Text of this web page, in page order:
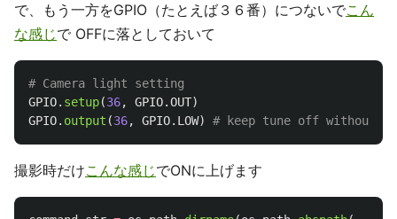
で、もう一方をGPIO（たとえば３６番）につないでこん
な感じで OFFに落としておいて
GPIO. setup(36, GPIO.OUT)
GPIO. output (36, GPIO. LOW)
撮影時だけこんな感じでONに上げます